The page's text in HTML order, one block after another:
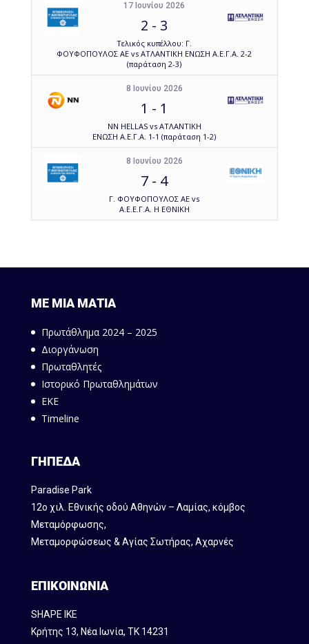
17 Ιουνίου 2026
2 - 3
Τελικός κυπέλλου: Γ.
ΦΟΥΦΟΠΟΥΛΟΣ ΑΕ vs ΑΤΛΑΝΤΙΚΗ ΕΝΩΣΗ Α.Ε.Γ.Α. 2-2
(παράταση 2-3)
8 Ιουνίου 2026
1 - 1
NN HELLAS vs ΑΤΛΑΝΤΙΚΗ
ΕΝΩΣΗ Α.Ε.Γ.Α. 1-1 (παράταση 1-2)
8 Ιουνίου 2026
7 - 4
Γ. ΦΟΥΦΟΠΟΥΛΟΣ ΑΕ vs
Α.Ε.Ε.Γ.Α. Η ΕΘΝΙΚΗ
ΜΕ ΜΙΑ ΜΑΤΙΑ
Πρωτάθλημα 2024 – 2025
Διοργάνωση
Πρωταθλητές
Ιστορικό Πρωταθλημάτων
ΕΚΕ
Timeline
ΓΗΠΕΔΑ
Paradise Park
12ο χιλ. Εθνικής οδού Αθηνών – Λαμίας, κόμβος
Mεταμόρφωσης,
Μεταμορφώσεως & Αγίας Σωτήρας, Αχαρνές
ΕΠΙΚΟΙΝΩΝΙΑ
SHAPE IKE
Κρήτης 13, Νέα Ιωνία, ΤΚ 14231